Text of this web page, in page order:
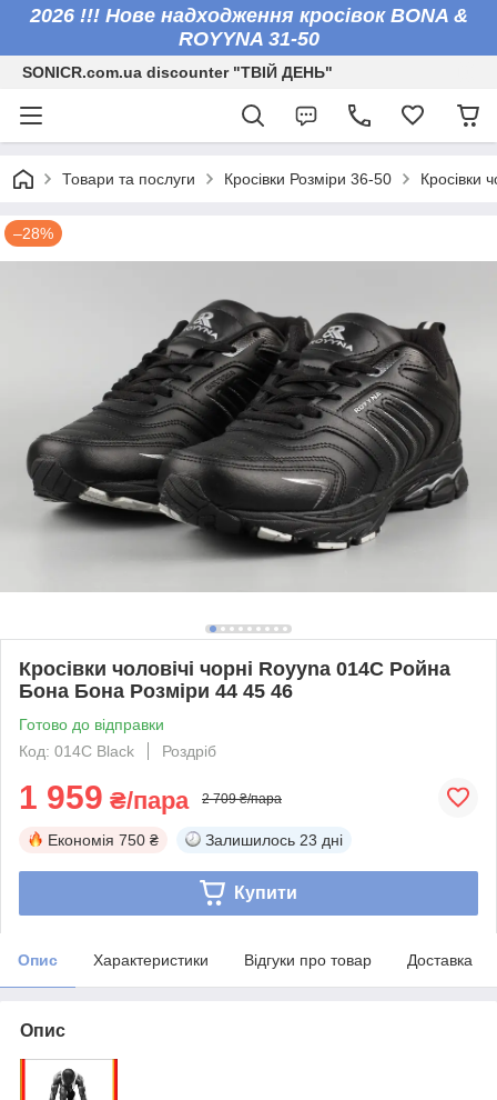
2026 !!! Нове надходження кросівок BONA &
ROYYNA 31-50
SONICR.com.ua discounter "ТВІЙ ДЕНЬ"
Товари та послуги Кросівки Розміри 36-50 Кросівки
–28%
Кросівки чоловічі чорні Royyna 014C Ройна
Бона Бона Розміри 44 45 46
Готово до відправки
Код: 014C Black
Роздріб
1 959 ₴/пара 2 709 ₴/пара
Економія 750 ₴ Залишилось 23 дні
Купити
Опис Характеристики Відгуки про товар Доставка
Опис